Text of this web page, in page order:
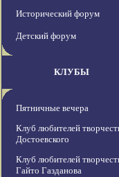
Исторический форум
Детский форум
КЛУБЫ
Пятничные вечера
Клуб любителей
Достоевского
Клуб любителей
Гайто Газданова